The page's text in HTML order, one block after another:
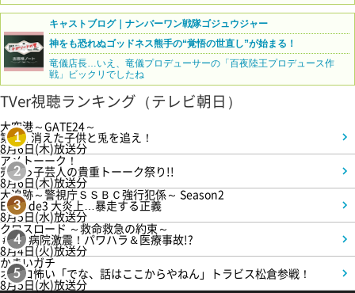
キャストブログ｜ナンバーワン戦隊ゴジュウジャー
神をも恐れぬゴッドネス熊手の“覚悟の世直し”が始まる！
竜儀店長…いえ、竜儀プロデューサーの「百夜陸王プロデュース作
戦」ビックリでしたね
TVer視聴ランキング（テレビ朝日）
1
大空港～GATE24～
第3話 消えた子供と兎を追え！
8月6日(木)放送分
2
アメトーーク！
売れっ子芸人の貴重トーーク祭り!!
8月6日(木)放送分
3
大追跡～警視庁ＳＳＢＣ強行犯係～ Season2
Episode3 大炎上…暴走する正義
8月5日(水)放送分
4
クロスロード ～救命救急の約束～
＃5 病院激震！パワハラ＆医療事故!?
8月4日(火)放送分
5
かまいガチ
オモロ怖い「でな、話はここからやねん」トラビス松倉参戦！
8月5日(水)放送分